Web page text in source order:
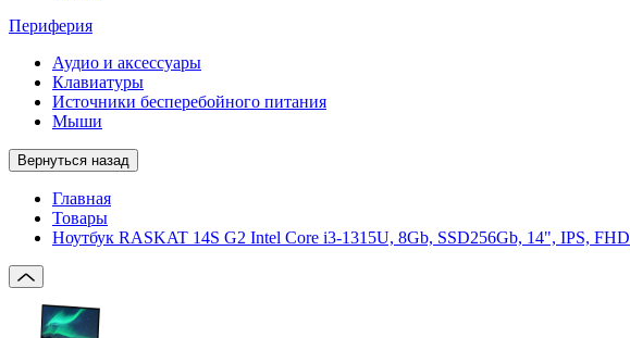
Периферия
Аудио и аксессуары
Клавиатуры
Источники бесперебойного питания
Мыши
Вернуться назад
Главная
Товары
Ноутбук RASKAT 14S G2 Intel Core i3-1315U, 8Gb, SSD256Gb, 14", IPS, FHD